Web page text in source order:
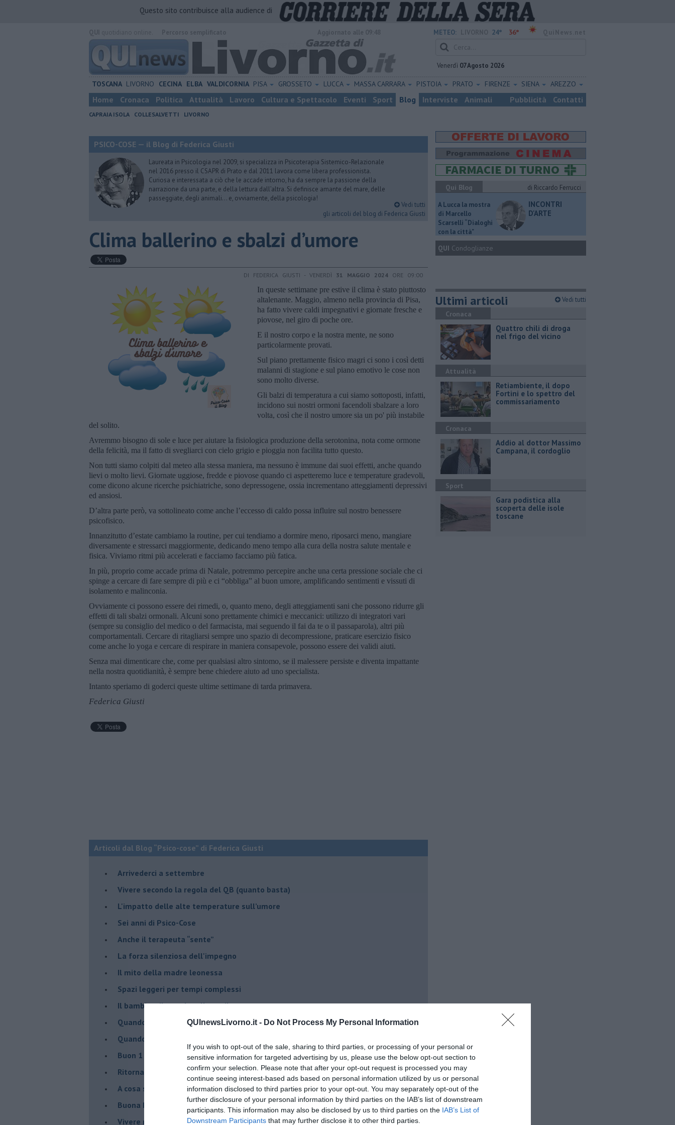
QUInewsLivorno.it - Do Not Process My Personal Information
If you wish to opt-out of the sale, sharing to third parties, or processing of your personal or
sensitive information for targeted advertising by us, please use the below opt-out section to
confirm your selection. Please note that after your opt-out request is processed you may
continue seeing interest-based ads based on personal information utilized by us or personal
information disclosed to third parties prior to your opt-out. You may separately opt-out of the
further disclosure of your personal information by third parties on the IAB’s list of downstream
participants. This information may also be disclosed by us to third parties on the IAB’s List of
Downstream Participants that may further disclose it to other third parties.
Questo sito contribuisce alla audience di
METEO: 24° 36°
Venerdì 07 Agosto 2026
TOSCANA LIVORNO CECINA ELBA VALDICORNIA PISA GROSSETO LUCCA MASSA CARRARA PISTOIA PRATO FIRENZE SIENA AREZZO
Home Cronaca Politica Attualità Lavoro Cultura e Spettacolo Eventi Sport Blog Interviste Animali Pubblicità Contatti
CAPRAIA ISOLA COLLESALVETTI LIVORNO
PSICO-COSE — il Blog di Federica Giusti
Laureata in Psicologia nel 2009, si specializza in Psicoterapia Sistemico-Relazionale
nel 2016 presso il CSAPR di Prato e dal 2011 lavora come libera professionista.
Curiosa e interessata a ciò che le accade intorno, ha da sempre la passione della
narrazione da una parte, e della lettura dall’altra. Si definisce amante del mare, delle
passeggiate, degli animali… e, ovviamente, della psicologia!
Vedi tutti
gli articoli del blog di Federica Giusti
​Clima ballerino e sbalzi d’umore
DI FEDERICA GIUSTI - VENERDÌ 31 MAGGIO 2024 ORE 09:00
In queste settimane pre estive il clima è stato piuttosto
altalenante. Maggio, almeno nella provincia di Pisa,
ha fatto vivere caldi impegnativi e giornate fresche e
piovose, nel giro di poche ore.
E il nostro corpo e la nostra mente, ne sono
particolarmente provati.
Sul piano prettamente fisico magri ci sono i così detti
malanni di stagione e sul piano emotivo le cose non
sono molto diverse.
Gli balzi di temperatura a cui siamo sottoposti, infatti,
incidono sui nostri ormoni facendoli sbalzare a loro
volta, così che il nostro umore sia un po' più instabile
del solito.
Avremmo bisogno di sole e luce per aiutare la fisiologica produzione della serotonina, nota come ormone
della felicità, ma il fatto di svegliarci con cielo grigio e pioggia non facilita tutto questo.
Non tutti siamo colpiti dal meteo alla stessa maniera, ma nessuno è immune dai suoi effetti, anche quando
lievi o molto lievi. Giornate uggiose, fredde e piovose quando ci aspetteremo luce e temperature gradevoli,
come dicono alcune ricerche psichiatriche, sono depressogene, ossia incrementano atteggiamenti depressivi
ed ansiosi.
D’altra parte però, va sottolineato come anche l’eccesso di caldo possa influire sul nostro benessere
psicofisico.
Innanzitutto d’estate cambiamo la routine, per cui tendiamo a dormire meno, riposarci meno, mangiare
diversamente e stressarci maggiormente, dedicando meno tempo alla cura della nostra salute mentale e
fisica. Viviamo ritmi più accelerati e facciamo facciamo più fatica.
In più, proprio come accade prima di Natale, potremmo percepire anche una certa pressione sociale che ci
spinge a cercare di fare sempre di più e ci “obbliga” al buon umore, amplificando sentimenti e vissuti di
isolamento e malinconia.
Ovviamente ci possono essere dei rimedi, o, quanto meno, degli atteggiamenti sani che possono ridurre gli
effetti di tali sbalzi ormonali. Alcuni sono prettamente chimici e meccanici: utilizzo di integratori vari
(sempre su consiglio del medico o del farmacista, mai seguendo il fai da te o il passaparola), altri più
comportamentali. Cercare di ritagliarsi sempre uno spazio di decompressione, praticare esercizio fisico
come anche lo yoga e cercare di respirare in maniera consapevole, possono essere dei validi aiuti.
Senza mai dimenticare che, come per qualsiasi altro sintomo, se il malessere persiste e diventa impattante
nella nostra quotidianità, è sempre bene chiedere aiuto ad uno specialista.
Intanto speriamo di goderci queste ultime settimane di tarda primavera.
Federica Giusti
Articoli dal Blog “Psico-cose” di Federica Giusti
​Arrivederci a settembre
​Vivere secondo la regola del QB (quanto basta)
​L'impatto delle alte temperature sull’umore
Sei anni di Psico-Cose
​Anche il terapeuta “sente”
​La forza silenziosa dell'impegno
​Il mito della madre leonessa
Spazi leggeri per tempi complessi
Il bambino, il marshmallow e il tempo
​Quando cambia il nome di una sindrome
​Quando il terapeuta torna a casa
​Buon 1 Maggio!
Ritornare indietro di vent’anni
​A cosa serve davvero la psicoterapia
​Buona Pasqua e … buona rinascita!
​Vivere nell’incertezza
Qui Blog
di Riccardo Ferrucci
A Lucca la mostra
di Marcello
Scarselli “Dialoghi
con la città"
INCONTRI
D'ARTE
QUI Condoglianze
Ultimi articoli Vedi tutti
Cronaca
Quattro chili di droga
nel frigo del vicino
Attualità
Retiambiente, il dopo
Fortini e lo spettro del
commissariamento
Cronaca
Addio al dottor Massimo
Campana, il cordoglio
Sport
Gara podistica alla
scoperta delle isole
toscane